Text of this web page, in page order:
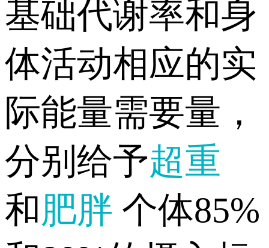
基础代谢率和身
体活动相应的实
际能量需要量，
分别给予超重
和肥胖 个体85%